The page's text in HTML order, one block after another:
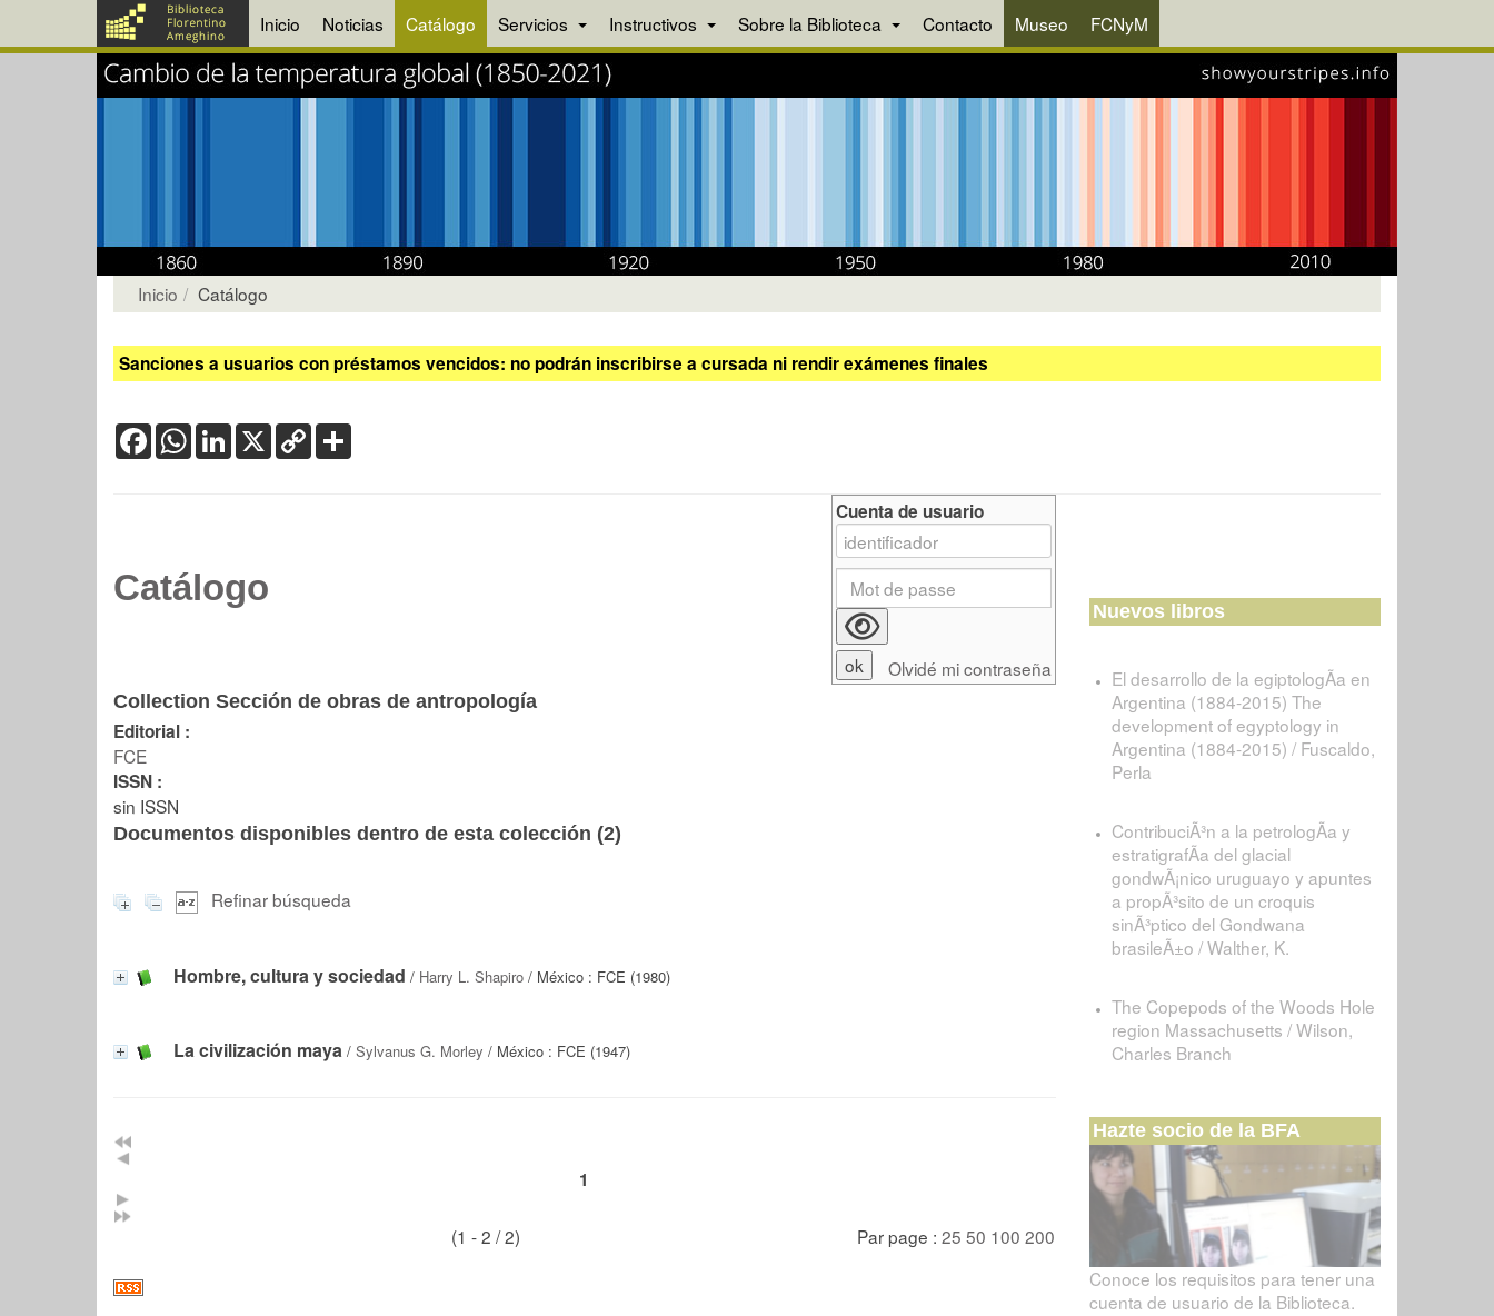
Inicio Noticias Catálogo Servicios Instructivos Sobre la Biblioteca Contacto Museo FCNyM
Inicio Catálogo
Sanciones a usuarios con préstamos vencidos: no podrán inscribirse a cursada ni rendir exámenes finales
FacebookWhatsApp
LinkedIn
X Copy
Link
Catálogo
Collection Sección de obras de antropología
Editorial :
FCE
ISSN :
sin ISSN
Documentos disponibles dentro de esta colección (2)
Refinar búsqueda
Hombre, cultura y sociedad / Harry L. Shapiro / México : FCE (1980)
La civilización maya / Sylvanus G. Morley / México : FCE (1947)
1
(1 - 2 / 2) Par page : 25 50 100 200
Cuenta de usuario
Olvidé mi contraseña
Nuevos libros
El desarrollo de la egiptologÃ­a en
Argentina (1884-2015) The
development of egyptology in
Argentina (1884-2015) / Fuscaldo,
Perla
ContribuciÃ³n a la petrologÃ­a y
estratigrafÃ­a del glacial
gondwÃ¡nico uruguayo y apuntes
a propÃ³sito de un croquis
sinÃ³ptico del Gondwana
brasileÃ±o / Walther, K.
The Copepods of the Woods Hole
region Massachusetts / Wilson,
Charles Branch
Hazte socio de la BFA
Conoce los requisitos para tener una
cuenta de usuario de la Biblioteca.